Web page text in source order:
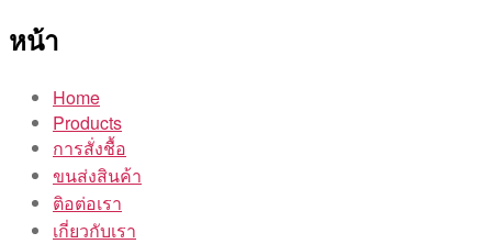
หน้า
Home
Products
การสั่งชื้อ
ขนส่งสินค้า
ติอต่อเรา
เกี่ยวกับเรา